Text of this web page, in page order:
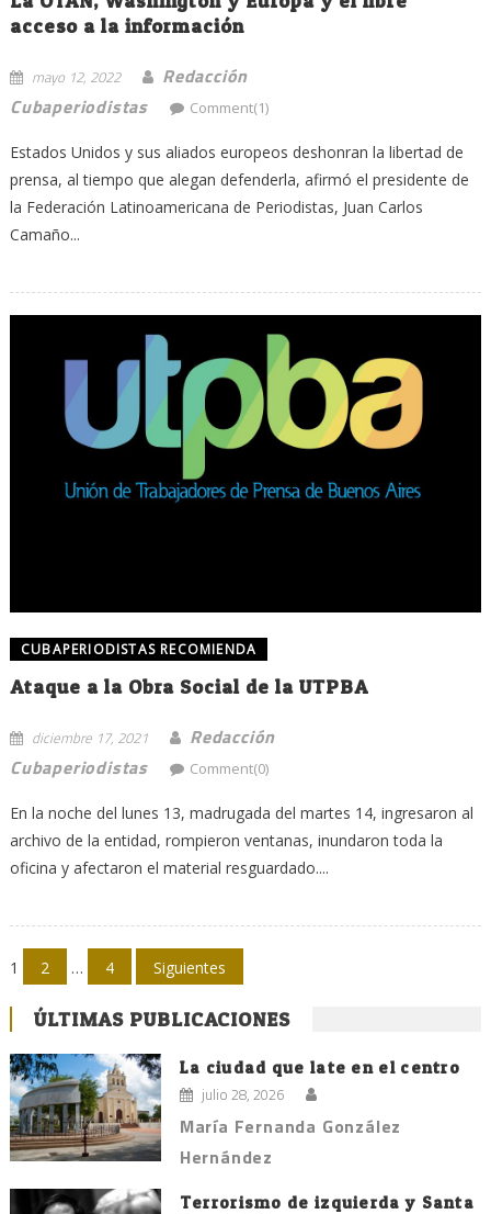
acceso a la información
mayo 12, 2022
Redacción
Cubaperiodistas
Comment(1)
Estados Unidos y sus aliados europeos deshonran la libertad de
prensa, al tiempo que alegan defenderla, afirmó el presidente de
la Federación Latinoamericana de Periodistas, Juan Carlos
Camaño...
CUBAPERIODISTAS RECOMIENDA
Ataque a la Obra Social de la UTPBA
diciembre 17, 2021
Redacción
Cubaperiodistas
Comment(0)
En la noche del lunes 13, madrugada del martes 14, ingresaron al
archivo de la entidad, rompieron ventanas, inundaron toda la
oficina y afectaron el material resguardado....
Navegación
de
entradas
1 2 … 4 Siguientes
ÚLTIMAS PUBLICACIONES
La ciudad que late en el centro
julio 28, 2026
María Fernanda González
Hernández
Terrorismo de izquierda y Santa